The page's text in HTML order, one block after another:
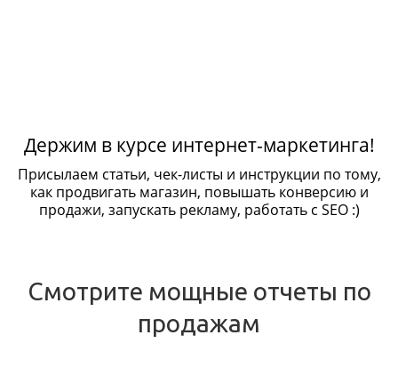
Держим в курсе интернет-маркетинга!
Присылаем статьи, чек-листы и инструкции по тому,
как продвигать магазин, повышать конверсию и
продажи, запускать рекламу, работать с SEO :)
Смотрите мощные отчеты по
продажам